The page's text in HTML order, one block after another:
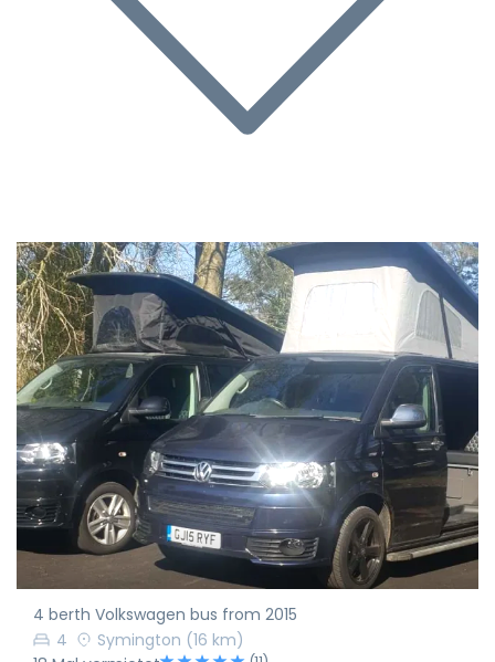
4 berth Volkswagen bus from 2015
4
Symington (16 km)